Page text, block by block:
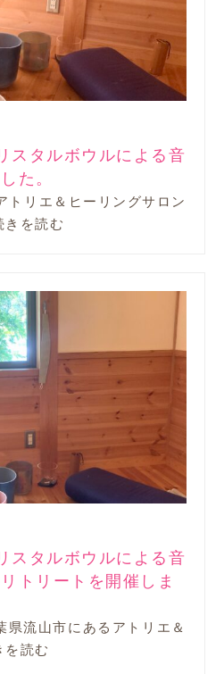
スタルボウルによる音
た。
トリエ＆ヒーリングサロン
きを読む
スタルボウルによる音
トリートを開催しま
流山市にあるアトリエ＆
を読む